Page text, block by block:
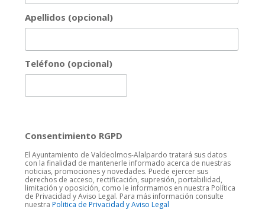
Apellidos (opcional)
Teléfono (opcional)
Consentimiento RGPD
El Ayuntamiento de Valdeolmos-Alalpardo tratará sus datos
con la finalidad de mantenerle informado acerca de nuestras
noticias, promociones y novedades. Puede ejercer sus
derechos de acceso, rectificación, supresión, portabilidad,
limitación y oposición, como le informamos en nuestra Política
de Privacidad y Aviso Legal. Para más información consulte
nuestra Politica de Privacidad y Aviso Legal